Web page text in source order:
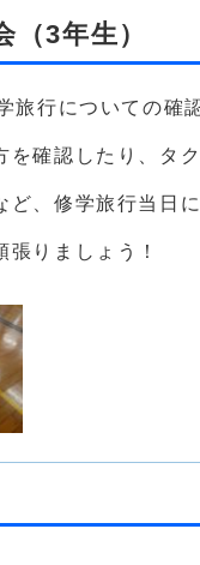
3年生）
行についての確
確認したり、タ
、修学旅行当日
りましょう！